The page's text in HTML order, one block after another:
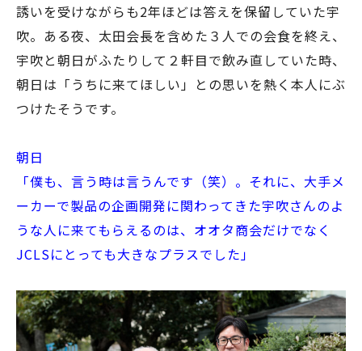
誘いを受けながらも2年ほどは答えを保留していた宇
吹。ある夜、太田会長を含めた３人での会食を終え、
宇吹と朝日がふたりして２軒目で飲み直していた時、
朝日は「うちに来てほしい」との思いを熱く本人にぶ
つけたそうです。
朝日
「僕も、言う時は言うんです（笑）。それに、大手メ
ーカーで製品の企画開発に関わってきた宇吹さんのよ
うな人に来てもらえるのは、オオタ商会だけでなく
JCLSにとっても大きなプラスでした」